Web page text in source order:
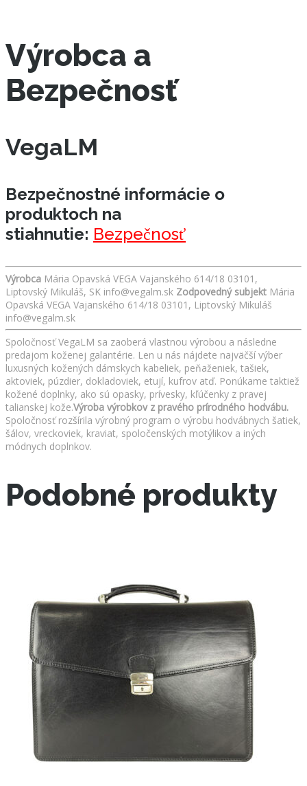
Výrobca a
Bezpečnosť
VegaLM
Bezpečnostné informácie o
produktoch na
stiahnutie: Bezpečnosť
Výrobca Mária Opavská VEGA Vajanského 614/18 03101,
Liptovský Mikuláš, SK info@vegalm.sk Zodpovedný subjekt Mária
Opavská VEGA Vajanského 614/18 03101, Liptovský Mikuláš
info@vegalm.sk
Spoločnosť VegaLM sa zaoberá vlastnou výrobou a následne
predajom koženej galantérie. Len u nás nájdete najväčší výber
luxusných kožených dámskych kabeliek, peňaženiek, tašiek,
aktoviek, púzdier, dokladoviek, etují, kufrov atď. Ponúkame taktiež
kožené doplnky, ako sú opasky, prívesky, kľúčenky z pravej
talianskej kože.Výroba výrobkov z pravého prírodného hodvábu.
Spoločnosť rozšírila výrobný program o výrobu hodvábnych šatiek,
šálov, vreckoviek, kraviat, spoločenských motýlikov a iných
módnych doplnkov.
Podobné produkty